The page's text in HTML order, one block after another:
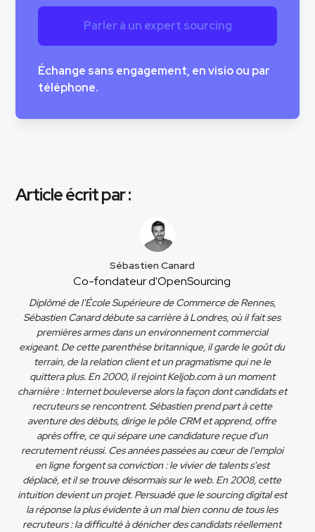
Parler à un expert sourcing
Échange sans engagement, en visio ou par
téléphone.
Article écrit par :
Sébastien Canard
Co-fondateur d'OpenSourcing
Diplômé de l'École Supérieure de Commerce de Rennes,
Sébastien Canard débute sa carrière à Londres, où il fait ses
premières armes dans un environnement commercial
exigeant. De cette parenthèse britannique, il garde le goût du
terrain, de la relation client et un pragmatisme qui ne le
quittera plus. En 2000, il rejoint Keljob.com à un moment
charnière : Internet bouleverse alors la façon dont candidats et
recruteurs se rencontrent. Sébastien prend part à cette
aventure des débuts, dirige le pôle CRM et apprend, offre
après offre, ce qui sépare une candidature reçue d'un
recrutement réussi. Ces années passées au cœur de l'emploi
en ligne forgent sa conviction : le vivier de talents s'est
déplacé, et il se trouve désormais sur le web. En 2008, cette
intuition devient un projet. Persuadé que le sourcing digital est
la réponse la plus évidente à un mal bien connu de tous les
recruteurs : la difficulté à dénicher des candidats réellement